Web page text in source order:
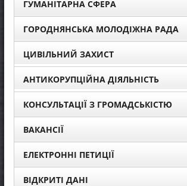
ГУМАНІТАРНА СФЕРА
ГОРОДНЯНСЬКА МОЛОДІЖНА РАДА
ЦИВІЛЬНИЙ ЗАХИСТ
АНТИКОРУПЦІЙНА ДІЯЛЬНІСТЬ
КОНСУЛЬТАЦІЇ З ГРОМАДСЬКІСТЮ
ВАКАНСІЇ
ЕЛЕКТРОННІ ПЕТИЦІЇ
ВІДКРИТІ ДАНІ